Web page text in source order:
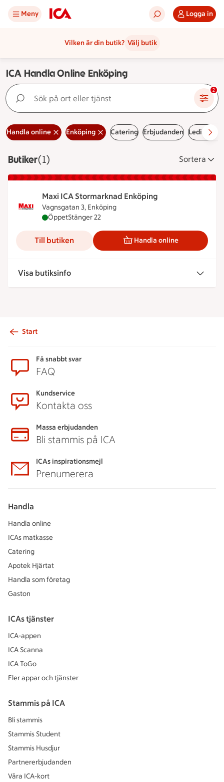
Meny Logga in
Vilken är din butik? Välj butik
ICA Handla Online Enköping
Sök på ort eller tjänst 2
Handla online Enköping Catering Erbjudanden Lediga
ButikerVisar 1 stycken
(1) Sortera
Maxi ICA Stormarknad Enköping
Vagnsgatan 3, Enköping
Maxi ICA Stormarknad Enköping är öppen nu,
ÖppetStänger 22
Till butiken Handla online
Visa butiksinfo
Start
Få snabbt svar
FAQ
Kundservice
Kontakta oss
Massa erbjudanden
Bli stammis på ICA
ICAs inspirationsmejl
Prenumerera
Handla
Handla online
ICAs matkasse
Catering
Apotek Hjärtat
Handla som företag
Gaston
ICAs tjänster
ICA-appen
ICA Scanna
ICA ToGo
Fler appar och tjänster
Stammis på ICA
Bli stammis
Stammis Student
Stammis Husdjur
Partnererbjudanden
Våra ICA-kort